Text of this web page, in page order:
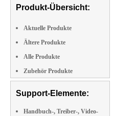
Produkt-Übersicht:
Aktuelle Produkte
Ältere Produkte
Alle Produkte
Zubehör Produkte
Support-Elemente:
Handbuch-, Treiber-, Video-